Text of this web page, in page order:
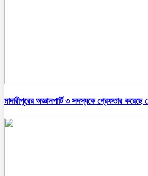
মাদারীপুরের অজ্ঞানপার্টি ৩ সদস্যকে গ্রেফতার করেছে